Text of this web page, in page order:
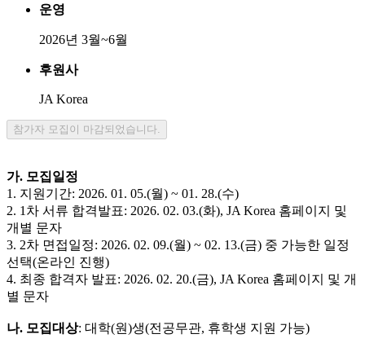
운영
2026년 3월~6월
후원사
JA Korea
참가자 모집이 마감되었습니다.
가. 모집일정
1. 지원기간: 2026. 01. 05.(월) ~ 01. 28.(수)
2. 1차 서류 합격발표: 2026. 02. 03.(화), JA Korea 홈페이지 및
개별 문자
3. 2차 면접일정: 2026. 02. 09.(월) ~ 02. 13.(금) 중 가능한 일정
선택(온라인 진행)
4. 최종 합격자 발표: 2026. 02. 20.(금), JA Korea 홈페이지 및 개
별 문자
나. 모집대상: 대학(원)생(전공무관, 휴학생 지원 가능)